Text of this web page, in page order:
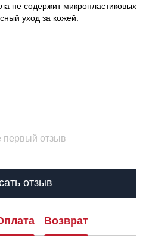
не содержит микропластиковых
уход за кожей.
первый отзыв
отзыв
Возврат